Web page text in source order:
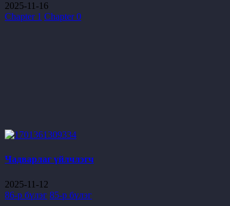
2025-11-16
Chapter 1 Chapter 0
Чадварлаг үйлчлэгч
2025-11-12
86-р бүлэг 85-р бүлэг